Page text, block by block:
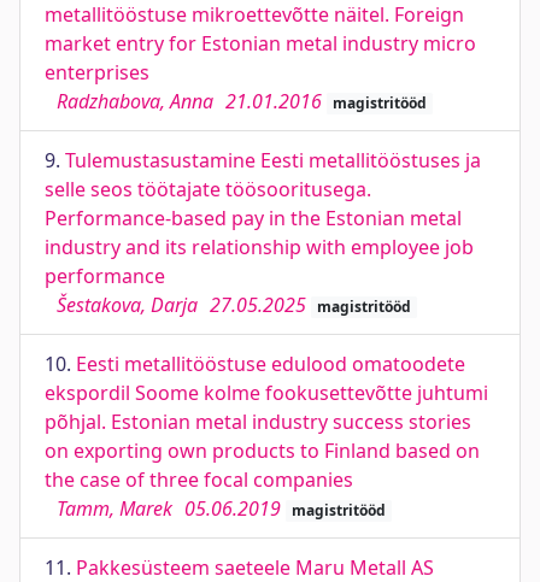
metallitööstuse mikroettevõtte näitel. Foreign
market entry for Estonian metal industry micro
enterprises
Radzhabova, Anna 21.01.2016 magistritööd
9. Tulemustasustamine Eesti metallitööstuses ja
selle seos töötajate töösooritusega.
Performance-based pay in the Estonian metal
industry and its relationship with employee job
performance
Šestakova, Darja 27.05.2025 magistritööd
10. Eesti metallitööstuse edulood omatoodete
ekspordil Soome kolme fookusettevõtte juhtumi
põhjal. Estonian metal industry success stories
on exporting own products to Finland based on
the case of three focal companies
Tamm, Marek 05.06.2019 magistritööd
11. Pakkesüsteem saeteele Maru Metall AS